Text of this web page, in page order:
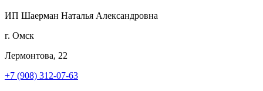
ИП Шаерман Наталья Александровна
г. Омск
Лермонтова, 22
+7 (908) 312-07-63